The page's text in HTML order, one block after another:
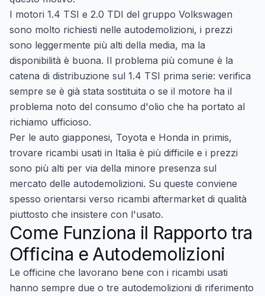
I motori 1.4 TSI e 2.0 TDI del gruppo Volkswagen
sono molto richiesti nelle autodemolizioni, i prezzi
sono leggermente più alti della media, ma la
disponibilità è buona. Il problema più comune è la
catena di distribuzione sul 1.4 TSI prima serie: verifica
sempre se è già stata sostituita o se il motore ha il
problema noto del consumo d'olio che ha portato al
richiamo ufficioso.
Per le auto giapponesi, Toyota e Honda in primis,
trovare ricambi usati in Italia è più difficile e i prezzi
sono più alti per via della minore presenza sul
mercato delle autodemolizioni. Su queste conviene
spesso orientarsi verso ricambi aftermarket di qualità
piuttosto che insistere con l'usato.
Come Funziona il Rapporto tra
Officina e Autodemolizioni
Le officine che lavorano bene con i ricambi usati
hanno sempre due o tre autodemolizioni di riferimento